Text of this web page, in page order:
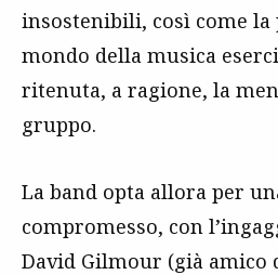
insostenibili, così come la
mondo della musica
ritenuta, a ragione, la
gruppo.
La band opta allora per
compromesso, con
David Gilmour (già amico